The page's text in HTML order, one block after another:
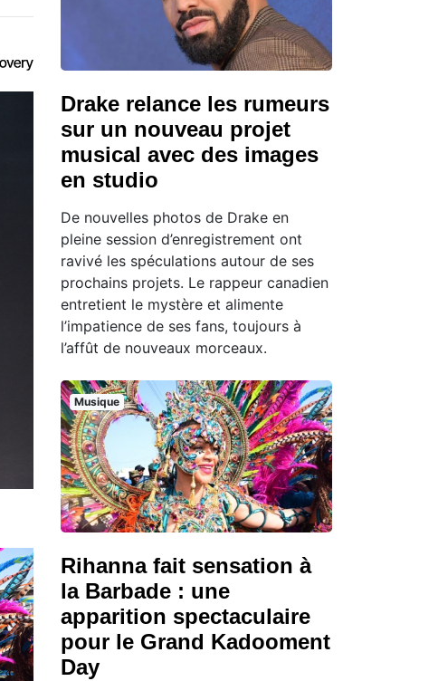
Drake relance les rumeurs
sur un nouveau projet
musical avec des images
en studio
De nouvelles photos de Drake en
pleine session d’enregistrement ont
ravivé les spéculations autour de ses
prochains projets. Le rappeur canadien
entretient le mystère et alimente
l’impatience de ses fans, toujours à
l’affût de nouveaux morceaux.
Musique
Rihanna fait sensation à
la Barbade : une
apparition spectaculaire
pour le Grand Kadooment
Day